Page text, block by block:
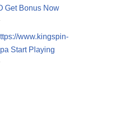
Get Bonus Now
www.kingspin-
Start Playing